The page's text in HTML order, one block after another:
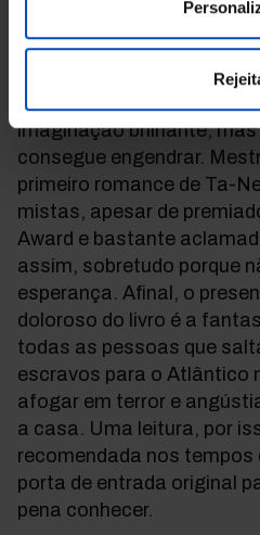
comovente, mantém-se
numa obra que mistura
pessoal com a memória
caminhos alternativos
imaginação brilhante,
consegue engendrar.
primeiro romance de Ta-
mistas, apesar de
Award e bastante
assim, sobretudo porque
esperança. Afinal, o
doloroso do livro é a
todas as pessoas que
escravos para o Atlântico
afogar em terror e
a casa. Uma leitura, por
recomendada nos tempos
porta de entrada original
pena conhecer.